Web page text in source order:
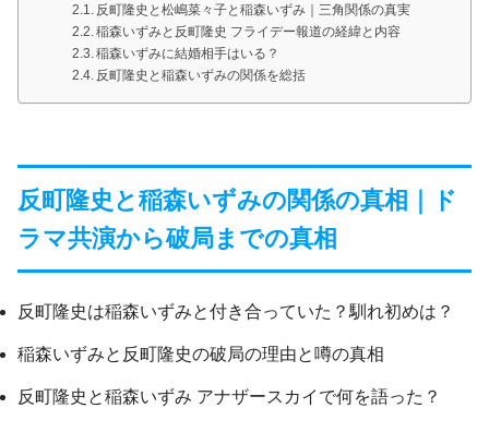
反町隆史と松嶋菜々子と稲森いずみ｜三角関係の真実
稲森いずみと反町隆史 フライデー報道の経緯と内容
稲森いずみに結婚相手はいる？
反町隆史と稲森いずみの関係を総括
反町隆史と稲森いずみの関係の真相｜ド
ラマ共演から破局までの真相
反町隆史は稲森いずみと付き合っていた？馴れ初めは？
稲森いずみと反町隆史の破局の理由と噂の真相
反町隆史と稲森いずみ アナザースカイで何を語った？